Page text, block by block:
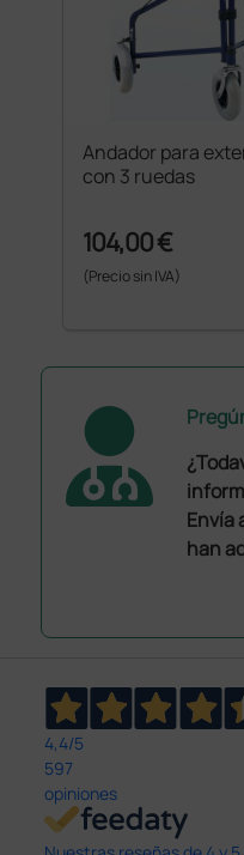
Andador para
con 3 ruedas
104,00 €
(Precio sin IVA)
Envía
han
4,4/5
597
opiniones